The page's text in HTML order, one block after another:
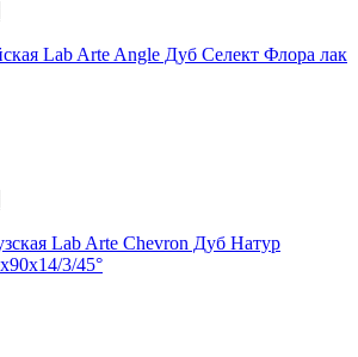
Lab Arte Angle Дуб Селект Флора лак
Lab Arte Chevron Дуб Натур
3/45°